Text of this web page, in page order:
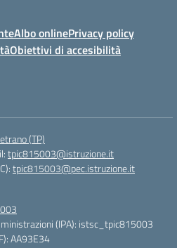
Albo onlinePrivacy policy
Obiettivi di accesibilità
(TP)
tpic815003@istruzione.it
tpic815003@pec.istruzione.it
(IPA): istsc_tpic815003
AA93E34